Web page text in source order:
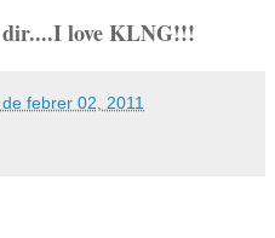
dir....I love KLNG!!!
febrer 02, 2011